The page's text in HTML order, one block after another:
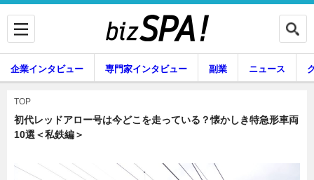
企業インタビュー 専門家インタビュー
企業インタビュー 専門家インタビュー 副業 ニュース
暮らし
TOP
初代レッドアロー号は今どこを走っている？懐かしき特急形車両
10選＜私鉄編＞